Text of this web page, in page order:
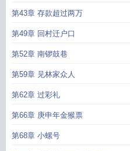
第43章 存款超过两万
第49章 回村迁户口
第52章 南锣鼓巷
第59章 见林家众人
第62章 过彩礼
第66章 庚申年金猴票
第68章 小螺号